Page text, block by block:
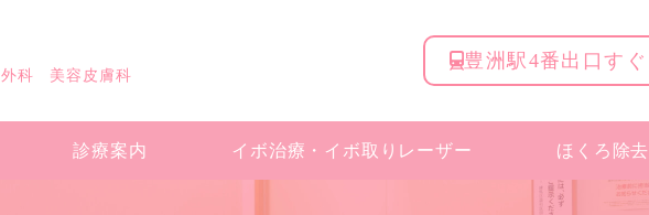
外科 美容皮膚科
豊洲駅4番出口すぐ
診療案内 イボ治療・ イボ取りレーザー ほくろ除去